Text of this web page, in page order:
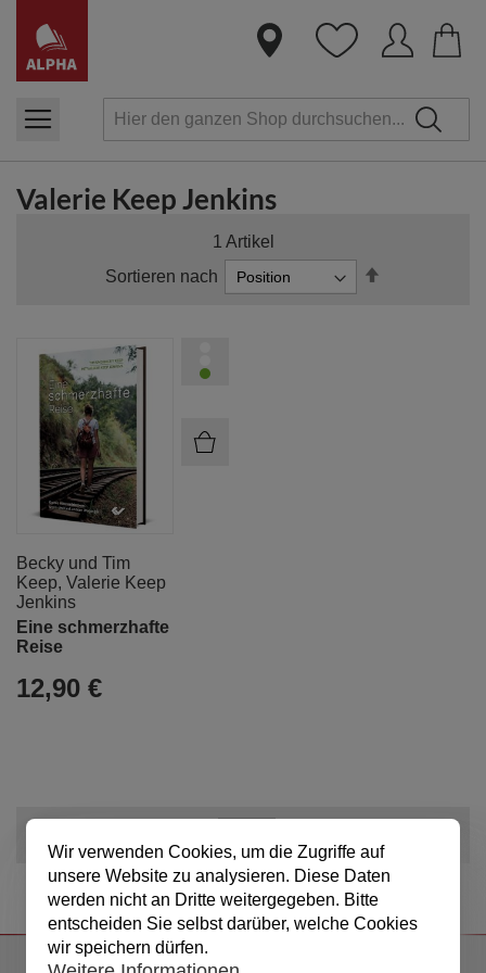
zum
Valerie Keep Jenkins
1 Artikel
Sortieren nach
Becky und Tim
Keep, Valerie Keep
Jenkins
Eine schmerzhafte
Reise
12,90 €
Wir verwenden Cookies, um die Zugriffe auf
unsere Website zu analysieren. Diese Daten
werden nicht an Dritte weitergegeben. Bitte
entscheiden Sie selbst darüber, welche Cookies
wir speichern dürfen.